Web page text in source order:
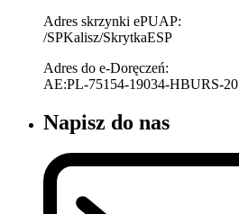
Adres skrzynki ePUAP:
/SPKalisz/SkrytkaESP
Adres do e-Doręczeń:
AE:PL-75154-19034-HBURS-20
Napisz do nas